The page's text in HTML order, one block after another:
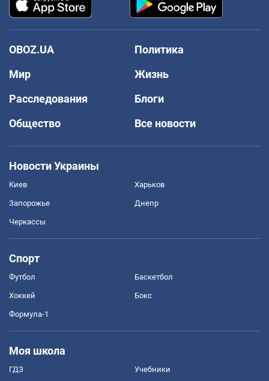
OBOZ.UA
Политика
Мир
Жизнь
Расследования
Блоги
Общество
Все новости
Новости Украины
Киев Харьков
Запорожье Днепр
Черкассы
Спорт
Футбол Баскетбол
Хоккей Бокс
Формула-1
Моя школа
ГДЗ Учебники